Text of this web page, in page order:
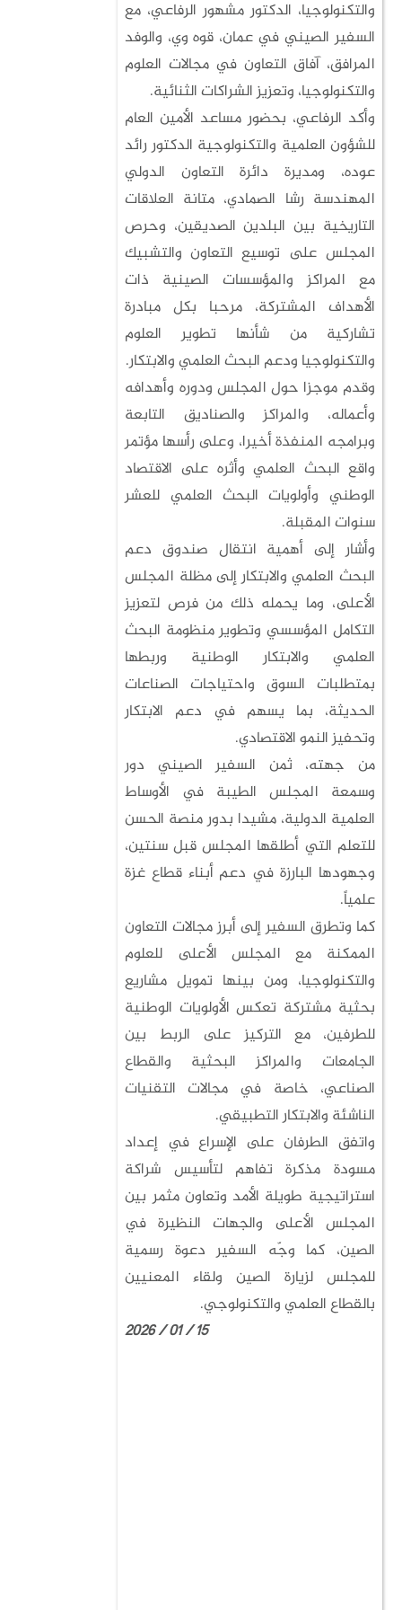
والتكنولوجيا، الدكتور مشهور الرفاعي، مع
السفير الصيني في عمان، قوه وي، والوفد
المرافق، آفاق التعاون في مجالات العلوم
والتكنولوجيا، وتعزيز الشراكات الثنائية.
وأكد الرفاعي، بحضور مساعد الأمين العام
للشؤون العلمية والتكنولوجية الدكتور رائد
عوده، ومديرة دائرة التعاون الدولي
المهندسة رشا الصمادي، متانة العلاقات
التاريخية بين البلدين الصديقين، وحرص
المجلس على توسيع التعاون والتشبيك
مع المراكز والمؤسسات الصينية ذات
الأهداف المشتركة، مرحبا بكل مبادرة
تشاركية من شأنها تطوير العلوم
والتكنولوجيا ودعم البحث العلمي والابتكار.
وقدم موجزا حول المجلس ودوره وأهدافه
وأعماله، والمراكز والصناديق التابعة
وبرامجه المنفذة أخيرا، وعلى رأسها مؤتمر
واقع البحث العلمي وأثره على الاقتصاد
الوطني وأولويات البحث العلمي للعشر
سنوات المقبلة.
وأشار إلى أهمية انتقال صندوق دعم
البحث العلمي والابتكار إلى مظلة المجلس
الأعلى، وما يحمله ذلك من فرص لتعزيز
التكامل المؤسسي وتطوير منظومة البحث
العلمي والابتكار الوطنية وربطها
بمتطلبات السوق واحتياجات الصناعات
الحديثة، بما يسهم في دعم الابتكار
وتحفيز النمو الاقتصادي.
من جهته، ثمن السفير الصيني دور
وسمعة المجلس الطيبة في الأوساط
العلمية الدولية، مشيدا بدور منصة الحسن
للتعلم التي أطلقها المجلس قبل سنتين،
وجهودها البارزة في دعم أبناء قطاع غزة
علمياً.
كما وتطرق السفير إلى أبرز مجالات التعاون
الممكنة مع المجلس الأعلى للعلوم
والتكنولوجيا، ومن بينها تمويل مشاريع
بحثية مشتركة تعكس الأولويات الوطنية
للطرفين، مع التركيز على الربط بين
الجامعات والمراكز البحثية والقطاع
الصناعي، خاصة في مجالات التقنيات
الناشئة والابتكار التطبيقي.
واتفق الطرفان على الإسراع في إعداد
مسودة مذكرة تفاهم لتأسيس شراكة
استراتيجية طويلة الأمد وتعاون مثمر بين
المجلس الأعلى والجهات النظيرة في
الصين، كما وجّه السفير دعوة رسمية
للمجلس لزيارة الصين ولقاء المعنيين
بالقطاع العلمي والتكنولوجي.